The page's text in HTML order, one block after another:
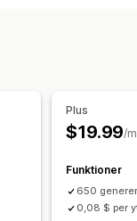
Plus
$19.99/
Funktioner
650
0,08 $ per